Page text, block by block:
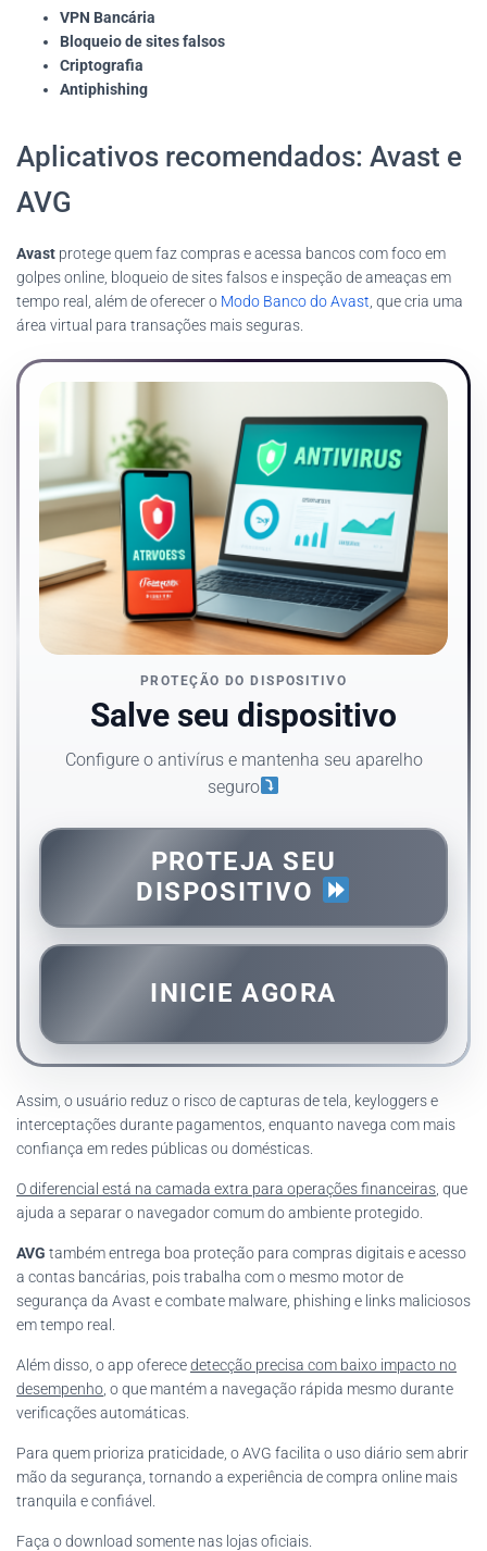
VPN Bancária
Bloqueio de sites falsos
Criptografia
Antiphishing
Aplicativos recomendados: Avast e
AVG
Avast protege quem faz compras e acessa bancos com foco em
golpes online, bloqueio de sites falsos e inspeção de ameaças em
tempo real, além de oferecer o Modo Banco do Avast , que cria uma
área virtual para transações mais seguras.
PROTEÇÃO DO DISPOSITIVO
Salve seu dispositivo
Configure o antivírus e mantenha seu aparelho
seguro
PROTEJA SEU
DISPOSITIVO
INICIE AGORA
Assim, o usuário reduz o risco de capturas de tela, keyloggers e
interceptações durante pagamentos, enquanto navega com mais
confiança em redes públicas ou domésticas.
O diferencial está na camada extra para operações financeiras , que
ajuda a separar o navegador comum do ambiente protegido.
AVG também entrega boa proteção para compras digitais e acesso
a contas bancárias, pois trabalha com o mesmo motor de
segurança da Avast e combate malware, phishing e links maliciosos
em tempo real.
Além disso, o app oferecedetecção precisa com baixo impacto no
desempenho , o que mantém a navegação rápida mesmo durante
verificações automáticas.
Para quem prioriza praticidade, o AVG facilita o uso diário sem abrir
mão da segurança, tornando a experiência de compra online mais
tranquila e confiável.
Faça o download somente nas lojas oficiais.